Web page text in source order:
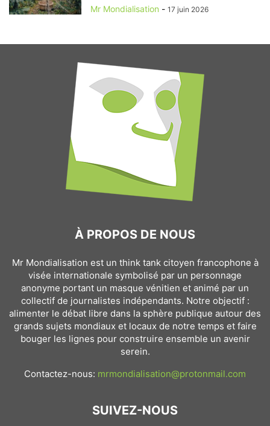
Mr Mondialisation - 17 juin 2026
À PROPOS DE NOUS
Mr Mondialisation est un think tank citoyen francophone à
visée internationale symbolisé par un personnage
anonyme portant un masque vénitien et animé par un
collectif de journalistes indépendants. Notre objectif :
alimenter le débat libre dans la sphère publique autour des
grands sujets mondiaux et locaux de notre temps et faire
bouger les lignes pour construire ensemble un avenir
serein.
Contactez-nous: mrmondialisation@protonmail.com
SUIVEZ-NOUS